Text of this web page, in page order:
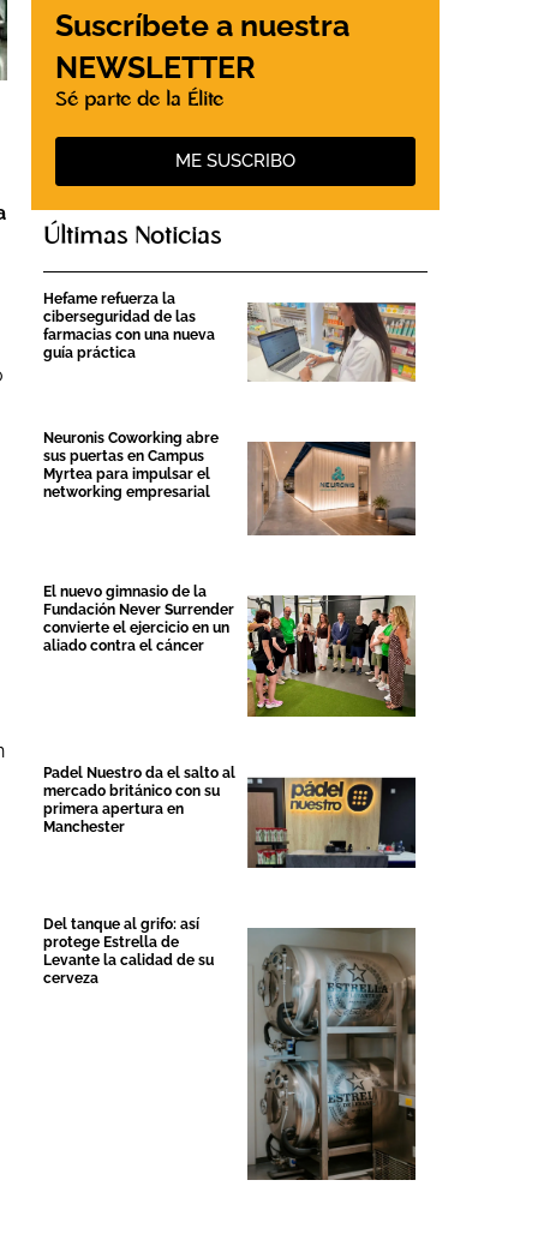
Suscríbete a nuestra
NEWSLETTER
Sé parte de la Élite
ME SUSCRIBO
Últimas Noticias
Hefame refuerza la
ciberseguridad de las
farmacias con una nueva
guía práctica
Neuronis Coworking abre
sus puertas en Campus
Myrtea para impulsar el
networking empresarial
El nuevo gimnasio de la
Fundación Never Surrender
convierte el ejercicio en un
aliado contra el cáncer
Padel Nuestro da el salto al
mercado británico con su
primera apertura en
Manchester
Del tanque al grifo: así
protege Estrella de
Levante la calidad de su
cerveza